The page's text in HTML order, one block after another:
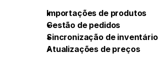
Importações de produtos
Gestão de pedidos
Sincronização de inventário
Atualizações de preços